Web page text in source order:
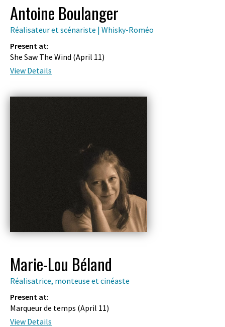
Antoine Boulanger
Réalisateur et scénariste | Whisky-Roméo
Present at:
She Saw The Wind (April 11)
View Details
Marie-Lou Béland
Réalisatrice, monteuse et cinéaste
Present at:
Marqueur de temps (April 11)
View Details